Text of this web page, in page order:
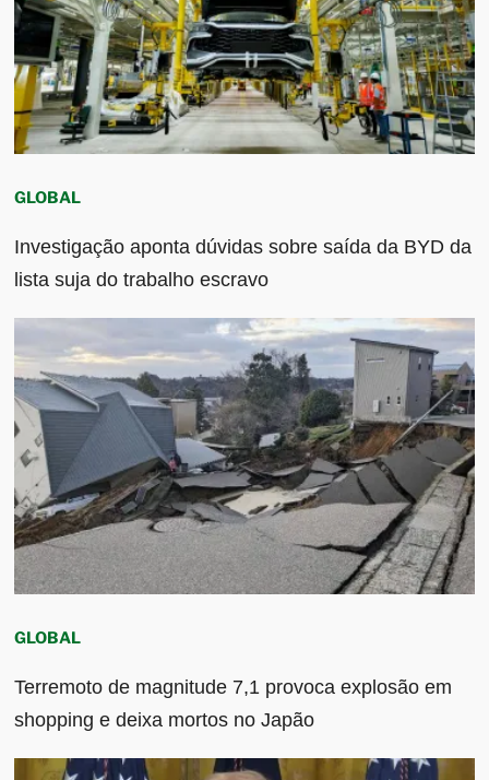
GLOBAL
Investigação aponta dúvidas sobre saída da BYD da
lista suja do trabalho escravo
GLOBAL
Terremoto de magnitude 7,1 provoca explosão em
shopping e deixa mortos no Japão